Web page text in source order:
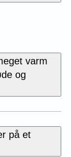
varm
og
på et